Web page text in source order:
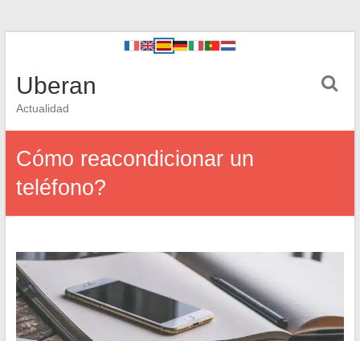
Uberan
Actualidad
Cómo reacondicionar un
teléfono?